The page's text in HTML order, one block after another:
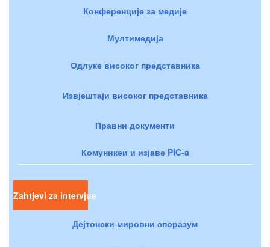
Конференције за медије
Мултимедија
Одлуке високог представника
Извјештаји високог представника
Правни документи
Комуникеи и изјаве PIC-a
Zahtjevi za intervjue
Дејтонски мировни споразум